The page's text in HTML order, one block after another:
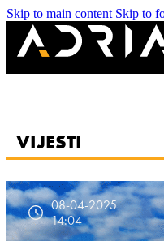
Skip to main content Skip to
VIJESTI
08-04-2025
14:04